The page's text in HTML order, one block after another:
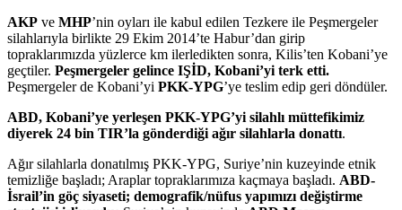
AKP ve MHP’nin oyları ile kabul edilen Tezkere ile Peşmergeler
silahlarıyla birlikte 29 Ekim 2014’te Habur’dan girip
topraklarımızda yüzlerce km ilerledikten sonra, Kilis’ten Kobani’ye
geçtiler. Peşmergeler gelince IŞİD, Kobani’yi terk etti.
Peşmergeler de Kobani’yi PKK-YPG’ye teslim edip geri döndüler.
ABD, Kobani’ye yerleşen PKK-YPG’yi silahlı müttefikimiz
diyerek 24 bin TIR’la gönderdiği ağır silahlarla donattı.
Ağır silahlarla donatılmış PKK-YPG, Suriye’nin kuzeyinde etnik
temizliğe başladı; Araplar topraklarımıza kaçmaya başladı. ABD-
İsrail’in göç siyaseti; demografik/nüfus yapımızı değiştirme